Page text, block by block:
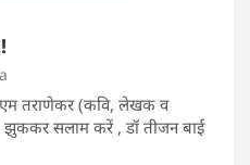
तराणेकर (कवि, लेखक व
झुककर सलाम करें , डॉ तीजन बाई